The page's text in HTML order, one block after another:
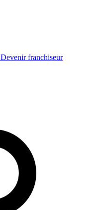
Devenir franchiseur